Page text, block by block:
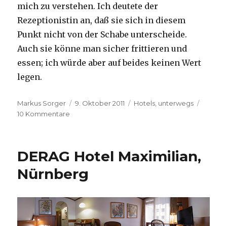
mich zu verstehen. Ich deutete der
Rezeptionistin an, daß sie sich in diesem
Punkt nicht von der Schabe unterscheide.
Auch sie könne man sicher frittieren und
essen; ich würde aber auf beides keinen Wert
legen.
Autor
Markus Sorger
Veröffentlicht
9. Oktober 2011 Kategorien
Hotels, unterwegs
10 Kommentare
DERAG Hotel Maximilian,
Nürnberg